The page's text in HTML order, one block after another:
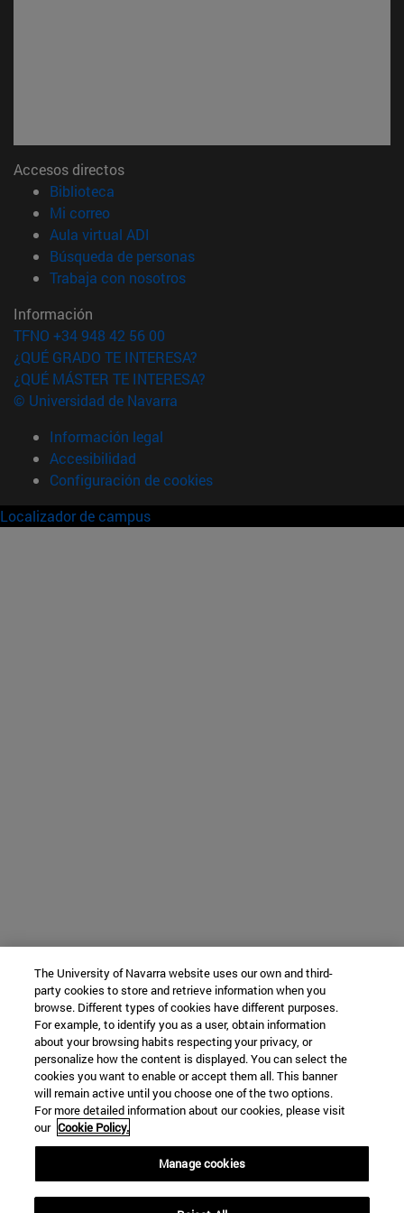
Accesos directos
Biblioteca
Mi correo(abre en nueva ventana)
Aula virtual ADI
Búsqueda de personas(abre en nueva ventana)
Trabaja con nosotros(abre en nueva ventana)
Información
TFNO +34 948 42 56 00
¿QUÉ GRADO TE INTERESA?
¿QUÉ MÁSTER TE INTERESA?
© Universidad de Navarra
Información legal
Accesibilidad
Configuración de cookies
Localizador de campus
The University of Navarra website uses our own and third-
party cookies to store and retrieve information when you
browse. Different types of cookies have different purposes.
For example, to identify you as a user, obtain information
about your browsing habits respecting your privacy, or
personalize how the content is displayed. You can select the
cookies you want to enable or accept them all. This banner
will remain active until you choose one of the two options.
For more detailed information about our cookies, please visit
our Cookie Policy.
Manage cookies